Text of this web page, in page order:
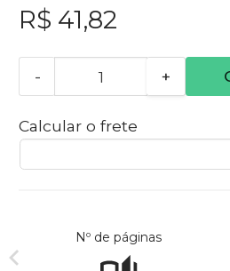
R$ 41,82
- +
Calcular o frete
Nº de páginas